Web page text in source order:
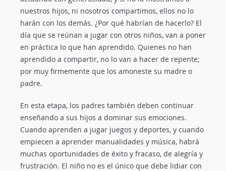
nuestros hijos, ni nosotros compartimos, ellos no lo
harán con los demás. ¿Por qué habrían de hacerlo? El
día que se reúnan a jugar con otros niños, van a poner
en práctica lo que han aprendido. Quienes no han
aprendido a compartir, no lo van a hacer de repente;
por muy firmemente que los amoneste su madre o
padre.
En esta etapa, los padres también deben continuar
enseñando a sus hijos a dominar sus emociones.
Cuando aprenden a jugar juegos y deportes, y cuando
empiecen a aprender manualidades y música, habrá
muchas oportunidades de éxito y fracaso, de alegría y
frustración. El niño no es el único que debe lidiar con